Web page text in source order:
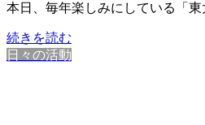
本日、毎年楽しみにしている「
続きを読む
日々の活動